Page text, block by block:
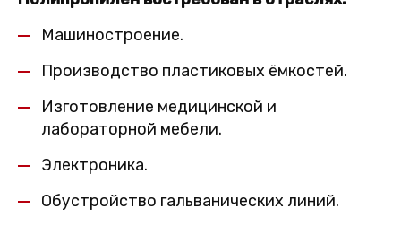
Машиностроение.
Производство пластиковых ёмкостей.
Изготовление медицинской и
лабораторной мебели.
Электроника.
Обустройство гальванических линий.